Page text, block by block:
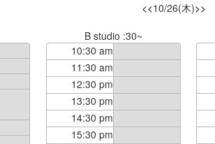
<<10/26(木)>>
B studio :30~
10:30 am
11:30 am
12:30 pm
13:30 pm
14:30 pm
15:30 pm